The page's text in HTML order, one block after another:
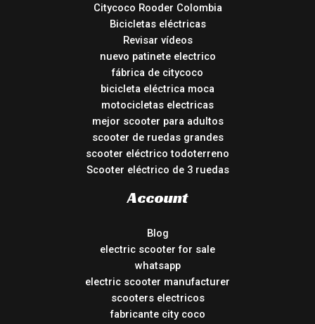
Citycoco Rooder Colombia
Bicicletas eléctricas
Revisar vídeos
nuevo patinete electrico
fábrica de citycoco
bicicleta eléctrica moca
motocicletas electricas
mejor scooter para adultos
scooter de ruedas grandes
scooter eléctrico todoterreno
Scooter eléctrico de 3 ruedas
Account
Blog
electric scooter for sale
whatsapp
electric scooter manufacturer
scooters electricos
fabricante city coco